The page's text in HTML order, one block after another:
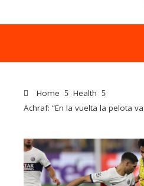
Home
Health
Achraf: “En la vuelta la pelota